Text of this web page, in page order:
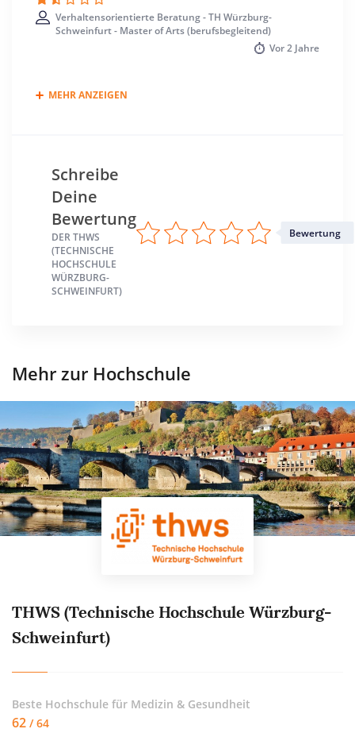
Verhaltensorientierte Beratung - TH Würzburg-
Schweinfurt - Master of Arts (berufsbegleitend)
Vor2 Jahre
MEHR ANZEIGEN
Schreibe
Deine
Bewertung
DER THWS
(TECHNISCHE
HOCHSCHULE
WÜRZBURG-
SCHWEINFURT)
Bewertung
Mehr zur Hochschule
THWS (Technische Hochschule Würzburg-
Schweinfurt)
Beste Hochschule für Medizin & Gesundheit
62 / 64